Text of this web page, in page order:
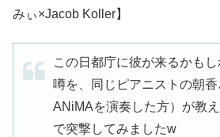
みぃ×Jacob Koller】
この日都庁に彼が来るかも
噂を、同じピアニストの朝
ANiMAを演奏した方）が教
で突撃してみましたw